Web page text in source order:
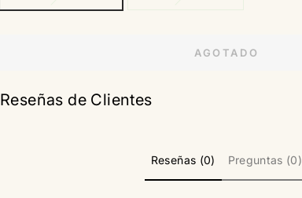
AGOTADO
Reseñas de Clientes
Reseñas (0) Preguntas (0)